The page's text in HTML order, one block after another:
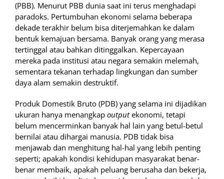
(PBB). Menurut PBB dunia saat ini terus menghadapi
paradoks. Pertumbuhan ekonomi selama beberapa
dekade terakhir belum bisa diterjemahkan ke dalam
bentuk kemajuan bersama. Banyak orang yang merasa
tertinggal atau bahkan ditinggalkan. Kepercayaan
mereka pada institusi atau negara semakin melemah,
sementara tekanan terhadap lingkungan dan sumber
daya alam semakin destruktif.
Produk Domestik Bruto (PDB) yang selama ini dijadikan
ukuran hanya menangkap outputekonomi, tetapi
belum mencerminkan banyak hal lain yang betul-betul
bernilai atau dihargai manusia. PDB tidak bisa
menjawab dan menghitung hal-hal yang lebih penting
seperti; apakah kondisi kehidupan masyarakat benar-
benar membaik, apakah peluang berusaha dan bekerja,